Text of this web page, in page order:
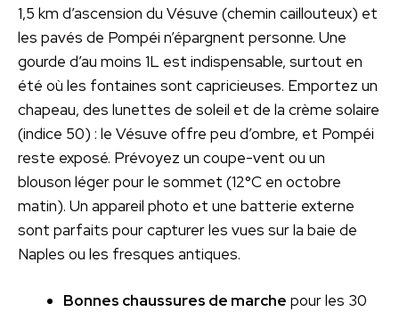
1,5 km d’ascension du Vésuve (chemin caillouteux) et
les pavés de Pompéi n’épargnent personne. Une
gourde d’au moins 1L est indispensable, surtout en
été où les fontaines sont capricieuses. Emportez un
chapeau, des lunettes de soleil et de la crème solaire
(indice 50) : le Vésuve offre peu d’ombre, et Pompéi
reste exposé. Prévoyez un coupe-vent ou un
blouson léger pour le sommet (12°C en octobre
matin). Un appareil photo et une batterie externe
sont parfaits pour capturer les vues sur la baie de
Naples ou les fresques antiques.
Bonnes chaussures de marche pour les 30